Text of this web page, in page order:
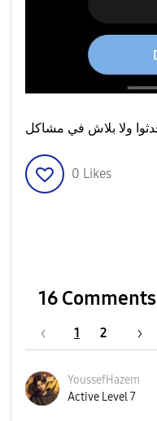
0 Likes
16 Comments
1 2
YoussefHazem
Active Level 7